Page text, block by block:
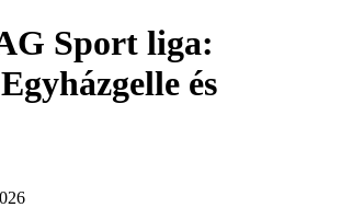
Sport liga:
és